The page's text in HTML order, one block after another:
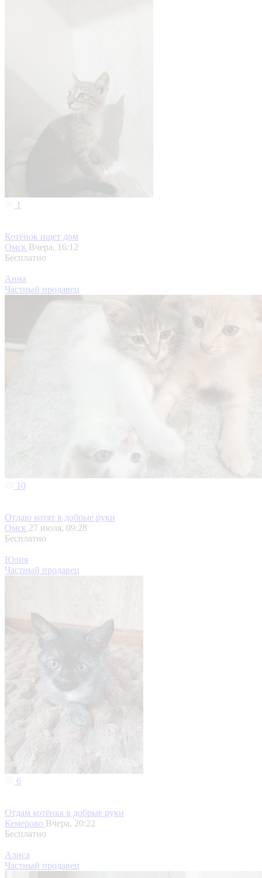
1
Котёнок ищет дом
Омск Вчера, 16:12
Бесплатно
Анна
Частный продавец
10
Отдаю котят в добрые руки
Омск 27 июля, 09:28
Бесплатно
Юлия
Частный продавец
6
Отдам котёнка в добрые руки
Кемерово Вчера, 20:22
Бесплатно
Алиса
Частный продавец